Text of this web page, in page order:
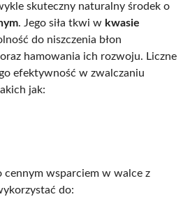
skuteczny naturalny środek o
. Jego siła tkwi w kwasie
do niszczenia błon
hamowania ich rozwoju. Liczne
efektywność w zwalczaniu
jak:
cennym wsparciem w walce z
do: